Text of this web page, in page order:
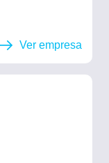
Ver empresa